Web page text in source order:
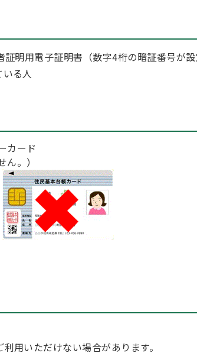
明用電子証明書（数字4桁の暗証番号が
る人
カード
。）
用いただけない場合があります。